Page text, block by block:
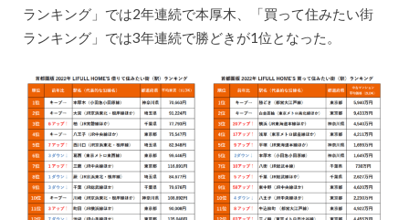
ランキング」では2年連続で本厚木、「買って住みたい街
ランキング」では3年連続で勝どきが1位となった。